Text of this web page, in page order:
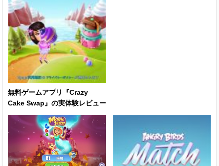
無料ゲームアプリ『Crazy
Cake Swap』の実体験レビュー